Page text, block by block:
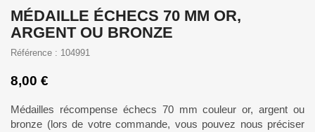
MÉDAILLE ÉCHECS 70 MM OR,
ARGENT OU BRONZE
Référence : 104991
8,00 €
Médailles récompense échecs 70 mm couleur or, argent ou
bronze (lors de votre commande, vous pouvez nous préciser